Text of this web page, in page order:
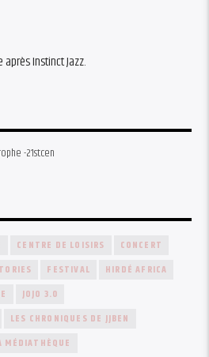
Instinct Jazz.
-21stcen
CENTRE DE LOISIRS
CONCERT
FESTIVAL
HIRDÉ AFRICA
JOJO 3.0
LES CHRONIQUES DE JJBEN
MÉDIATHÈQUE